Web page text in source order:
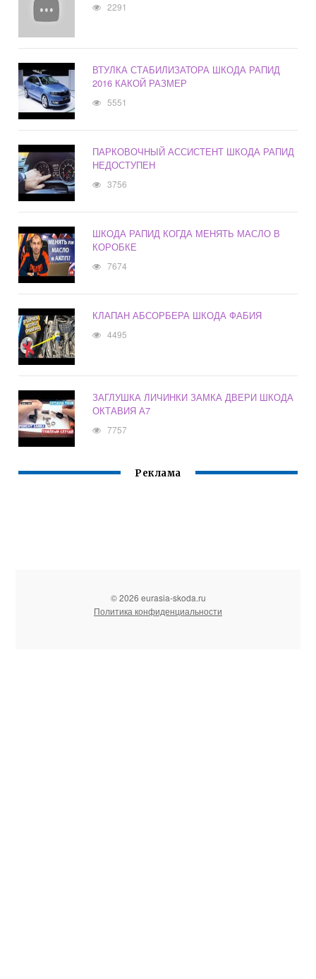
2291
ВТУЛКА СТАБИЛИЗАТОРА ШКОДА РАПИД
2016 КАКОЙ РАЗМЕР
5551
ПАРКОВОЧНЫЙ АССИСТЕНТ ШКОДА РАПИД
НЕДОСТУПЕН
3756
ШКОДА РАПИД КОГДА МЕНЯТЬ МАСЛО В
КОРОБКЕ
7674
КЛАПАН АБСОРБЕРА ШКОДА ФАБИЯ
4495
ЗАГЛУШКА ЛИЧИНКИ ЗАМКА ДВЕРИ ШКОДА
ОКТАВИЯ А7
7757
Реклама
© 2026 eurasia-skoda.ru
Политика конфиденциальности